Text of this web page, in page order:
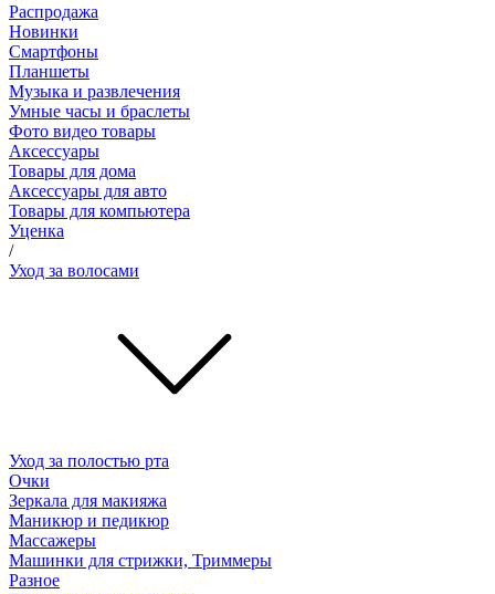
Распродажа
Новинки
Смартфоны
Планшеты
Музыка и развлечения
Умные часы и браслеты
Фото видео товары
Аксессуары
Товары для дома
Аксессуары для авто
Товары для компьютера
Уценка
/
Уход за волосами
Уход за полостью рта
Очки
Зеркала для макияжа
Маникюр и педикюр
Массажеры
Машинки для стрижки, Триммеры
Разное